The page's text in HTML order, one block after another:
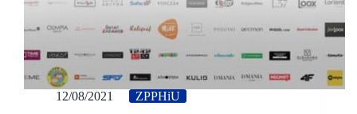
12/08/2021 ZPPHiU